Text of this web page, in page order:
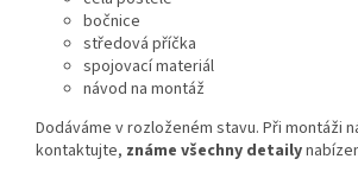
bočnice
středová příčka
spojovací materiál
návod na montáž
Dodáváme v rozloženém stavu. Při montáži
kontaktujte, známe všechny detaily